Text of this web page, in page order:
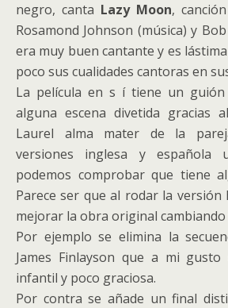
negro, canta Lazy Moon,
Rosamond Johnson (música) y
era muy buen cantante y es
poco sus cualidades cantoras en
La película en s í tiene un guión
alguna escena divetida gracias
Laurel alma mater de la
versiones inglesa y
podemos comprobar que tiene
Parece ser que al rodar la
mejorar la obra original cambiando
Por ejemplo se elimina la
James Finlayson que a mi gusto
infantil y poco graciosa.
Por contra se añade un final